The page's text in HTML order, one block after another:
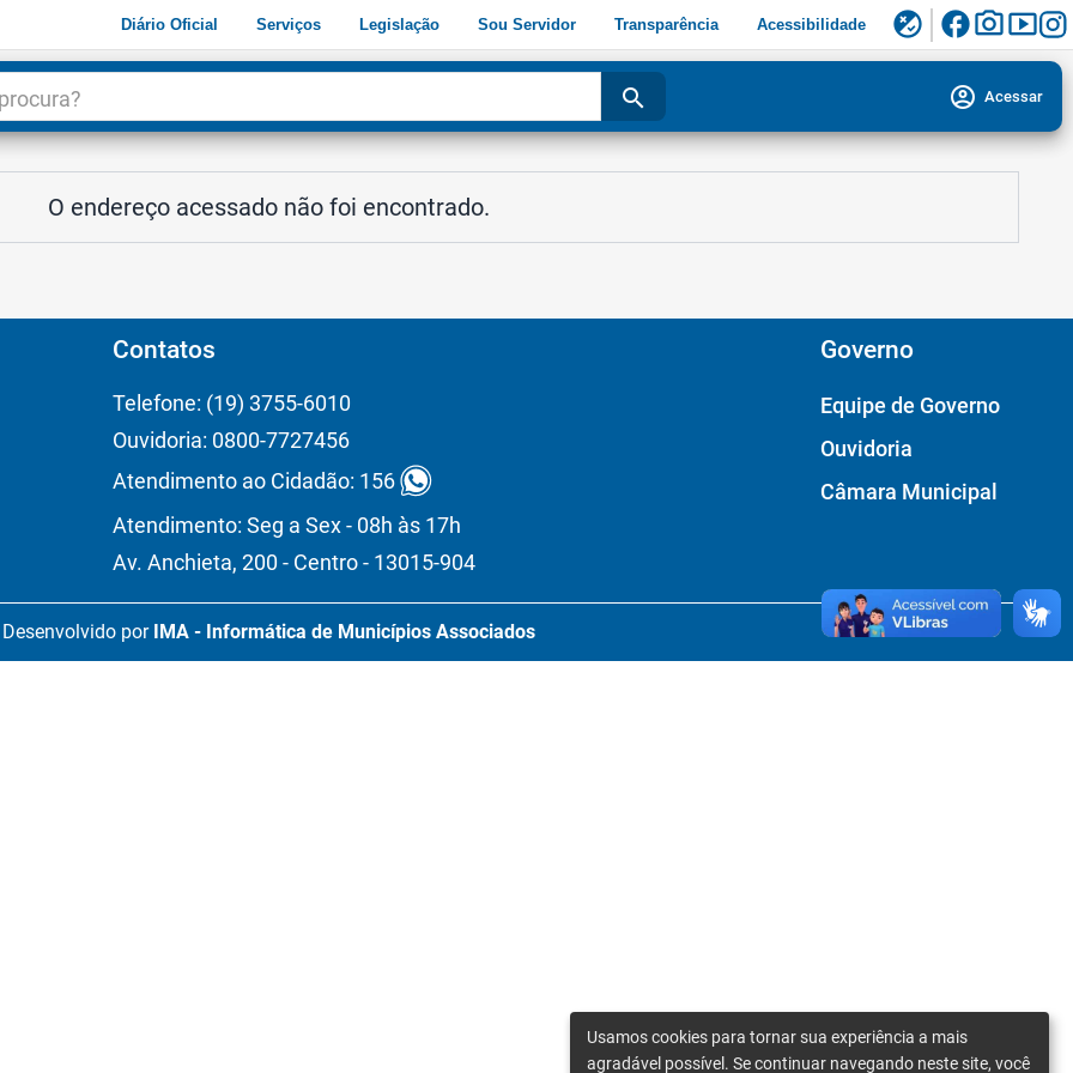
Diário Oficial Serviços Legislação Sou Servidor Transparência Acessibilidade flaky facebookphoto_camerasmart_display
search account_circle Acessar
O endereço acessado não foi encontrado.
Contatos
Telefone: (19) 3755-6010
Ouvidoria: 0800-7727456
Atendimento ao Cidadão: 156
Atendimento: Seg a Sex - 08h às 17h
Av. Anchieta, 200 - Centro - 13015-904
Governo
Equipe de Governo
Ouvidoria
Câmara Municipal
Desenvolvido por IMA - Informática de Municípios Associados
Usamos cookies para tornar sua experiência a mais
agradável possível. Se continuar navegando neste site, você